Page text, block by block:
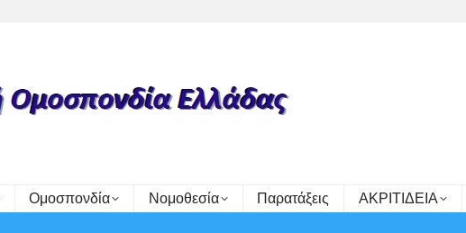
Ομοσπονδία Νομοθεσία Παρατάξεις ΑΚΡΙΤΙΔΕΙΑ